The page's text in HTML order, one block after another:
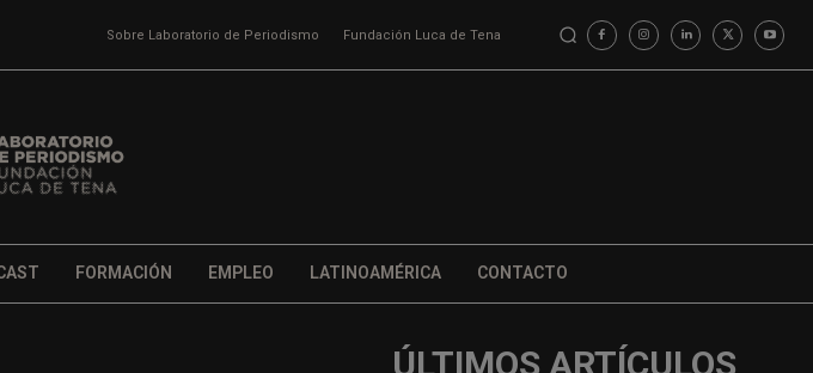
Sobre Laboratorio de Periodismo Fundación Luca de Tena
FORMACIÓN EMPLEO LATINOAMÉRICA CONTACTO
ÚLTIMOS ARTÍCULOS